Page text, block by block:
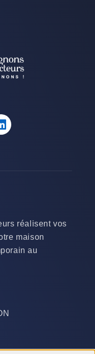
réalisent vos
maison
au